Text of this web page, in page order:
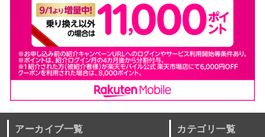
アーカイブ一覧 カテゴリ一覧